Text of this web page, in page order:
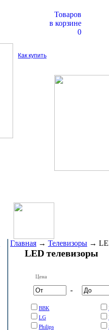
Товаров
в корзине
0
Как купить
Главная → Телевизоры →
LED телевизоры
Цена
-
BBK
LG
Philips